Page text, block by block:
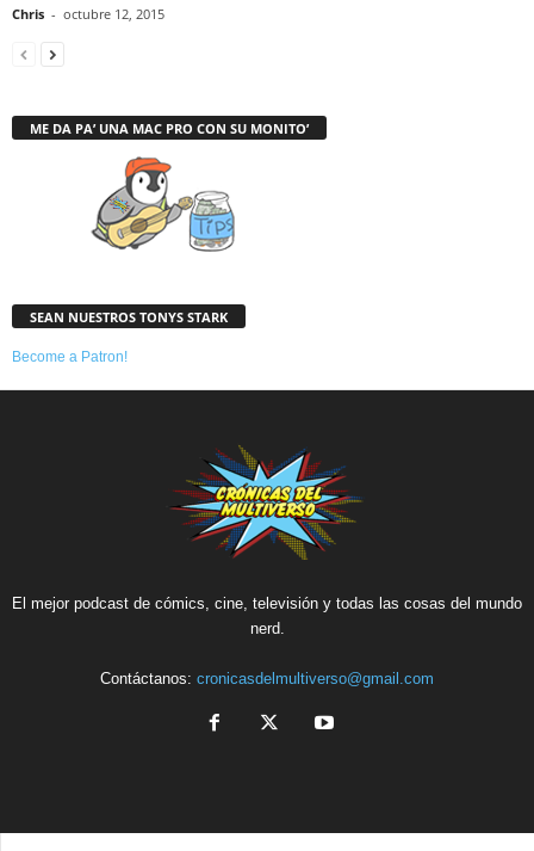
Chris - octubre 12, 2015
ME DA PA’ UNA MAC PRO CON SU MONITO’
SEAN NUESTROS TONYS STARK
Become a Patron!
El mejor podcast de cómics, cine, televisión y todas las cosas del mundo
nerd.
Contáctanos: cronicasdelmultiverso@gmail.com